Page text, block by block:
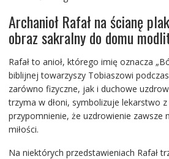
Archanioł Rafał na ścianę
obraz sakralny do domu
Rafał to anioł, którego imię oznacza
biblijnej towarzyszy Tobiaszowi
zarówno fizyczne, jak i duchowe
trzyma w dłoni, symbolizuje lekarstwo
przypomnienie, że uzdrowienie zawsze
miłości.
Na niektórych przedstawieniach Rafał